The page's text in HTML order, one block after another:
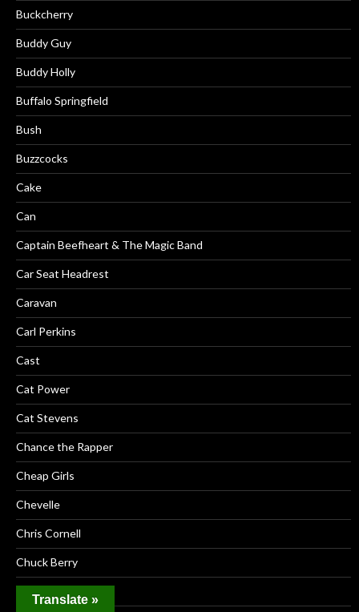
Buckcherry
Buddy Guy
Buddy Holly
Buffalo Springfield
Bush
Buzzcocks
Cake
Can
Captain Beefheart & The Magic Band
Car Seat Headrest
Caravan
Carl Perkins
Cast
Cat Power
Cat Stevens
Chance the Rapper
Cheap Girls
Chevelle
Chris Cornell
Chuck Berry
Chumbawamba
Translate »